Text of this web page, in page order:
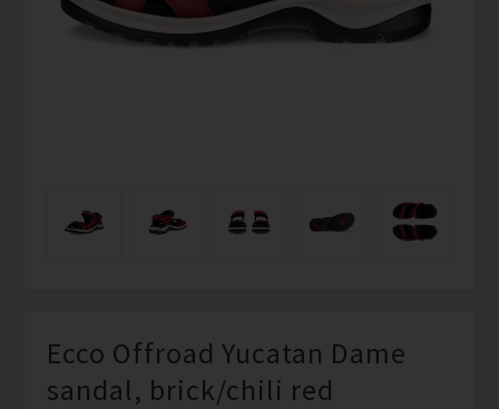
Ecco Offroad Yucatan Dame
sandal, brick/chili red